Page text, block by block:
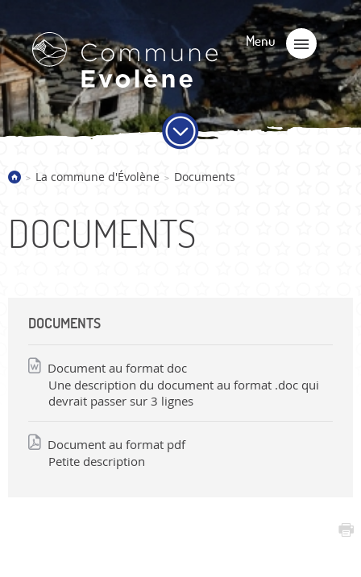
> La commune d'Évolène > Documents
DOCUMENTS
DOCUMENTS
Document au format doc
Une description du document au format .doc qui
devrait passer sur 3 lignes
Document au format pdf
Petite description